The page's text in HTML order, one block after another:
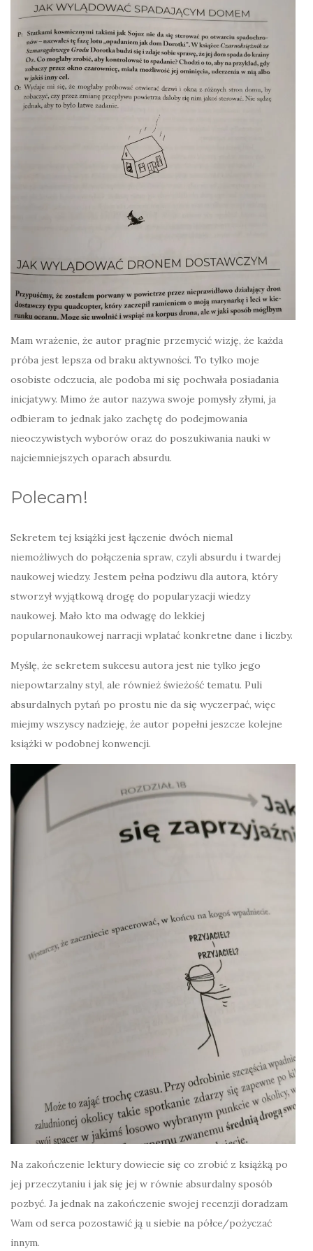
Mam wrażenie, że autor pragnie przemycić wizję, że każda
próba jest lepsza od braku aktywności. To tylko moje
osobiste odczucia, ale podoba mi się pochwała posiadania
inicjatywy. Mimo że autor nazywa swoje pomysły złymi, ja
odbieram to jednak jako zachętę do podejmowania
nieoczywistych wyborów oraz do poszukiwania nauki w
najciemniejszych oparach absurdu.
Polecam!
Sekretem tej książki jest łączenie dwóch niemal
niemożliwych do połączenia spraw, czyli absurdu i twardej
naukowej wiedzy. Jestem pełna podziwu dla autora, który
stworzył wyjątkową drogę do popularyzacji wiedzy
naukowej. Mało kto ma odwagę do lekkiej
popularnonaukowej narracji wplatać konkretne dane i liczby.
Myślę, że sekretem sukcesu autora jest nie tylko jego
niepowtarzalny styl, ale również świeżość tematu. Puli
absurdalnych pytań po prostu nie da się wyczerpać, więc
miejmy wszyscy nadzieję, że autor popełni jeszcze kolejne
książki w podobnej konwencji.
Na zakończenie lektury dowiecie się co zrobić z książką po
jej przeczytaniu i jak się jej w równie absurdalny sposób
pozbyć. Ja jednak na zakończenie swojej recenzji doradzam
Wam od serca pozostawić ją u siebie na półce/pożyczać
innym.